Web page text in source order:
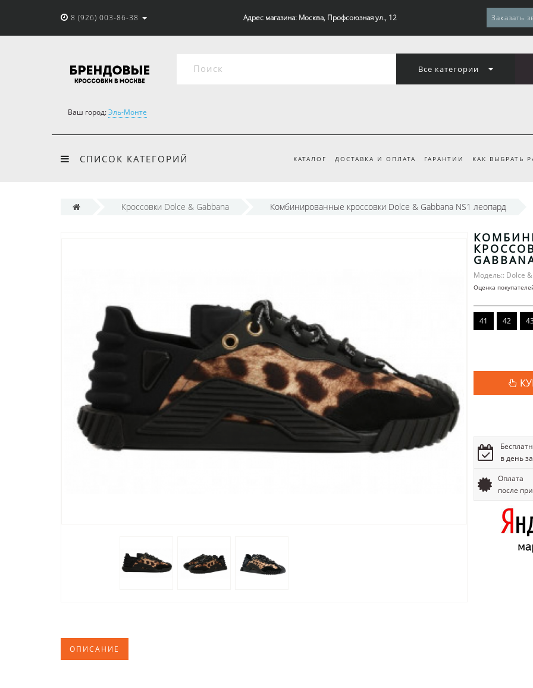
8 (926) 003-86-38 Адрес магазина: Москва, Профсоюзная ул., 12 Заказать
Все категории
Ваш город:Эль-Монте
СПИСОК КАТЕГОРИЙ КАТАЛОГ ДОСТАВКА И ОПЛАТА ГАРАНТИИ КАК ВЫБРАТЬ
Кроссовки Dolce & Gabbana Комбинированные кроссовки Dolce & Gabbana NS1 леопард
Модель:: Dolce
Оценка
41 42
в день
Оплата
после
ОПИСАНИЕ